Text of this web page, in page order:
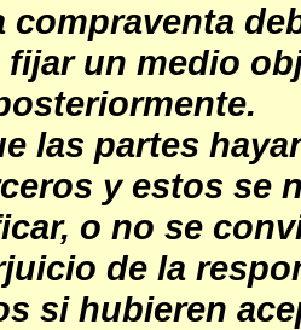
compraventa
un medio
las partes
y estos se
o no se
de la
si hubieren